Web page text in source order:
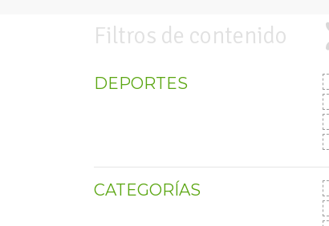
Filtros de contenido
DEPORTES
CATEGORÍAS